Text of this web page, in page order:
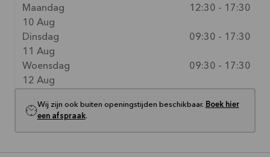
Maandag
10 Aug
12:30 - 17:30
Dinsdag
11 Aug
09:30 - 17:30
Woensdag
12 Aug
09:30 - 17:30
Wij zijn ook buiten openingstijden beschikbaar. Boek hier
een afspraak.